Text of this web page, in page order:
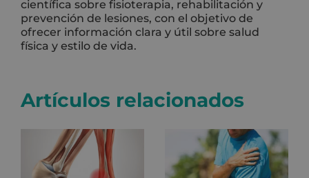
científica sobre fisioterapia, rehabilitación y
prevención de lesiones, con el objetivo de
ofrecer información clara y útil sobre salud
física y estilo de vida.
Artículos relacionados